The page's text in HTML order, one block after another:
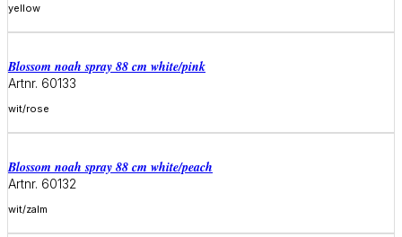
yellow
Meer informatie
blossom noah spray 88 cm white/pink
Artnr. 60133
wit/rose
blossom noah spray 88 cm white/peach
Artnr. 60132
wit/zalm